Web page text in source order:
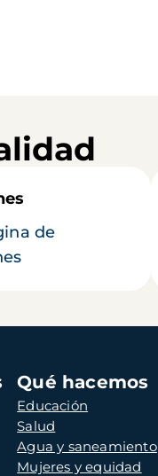
de
Qué hacemos
Educación
Salud
Agua y saneamiento
Mujeres y equidad